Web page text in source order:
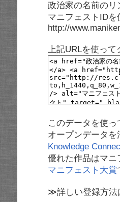
政治家の名前のリ
マニフェストIDを
http://
上記URLを使って
このデータを使っ
オープンデータを
Knowledge
優れた作品はマニ
マニフェスト大賞
≫詳しい登録方法